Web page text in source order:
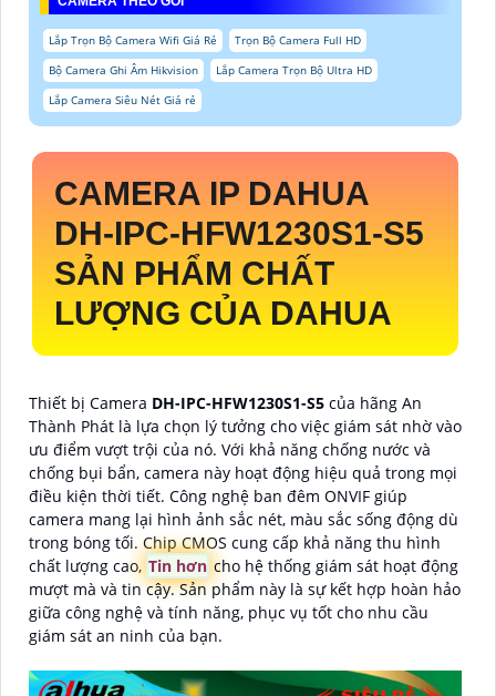
Lắp Trọn Bộ Camera Wifi Giá Rẻ
Trọn Bộ Camera Full HD
Bộ Camera Ghi Âm Hikvision
Lắp Camera Trọn Bộ Ultra HD
Lắp Camera Siêu Nét Giá rẻ
CAMERA IP DAHUA
DH-IPC-HFW1230S1-S5
SẢN PHẨM CHẤT
LƯỢNG CỦA DAHUA
Thiết bị Camera DH-IPC-HFW1230S1-S5 của hãng An
Thành Phát là lựa chọn lý tưởng cho việc giám sát nhờ vào
ưu điểm vượt trội của nó. Với khả năng chống nước và
chống bụi bẩn, camera này hoạt động hiệu quả trong mọi
điều kiện thời tiết. Công nghệ ban đêm ONVIF giúp
camera mang lại hình ảnh sắc nét, màu sắc sống động dù
trong bóng tối. Chip CMOS cung cấp khả năng thu hình
chất lượng cao, Tin hơn cho hệ thống giám sát hoạt động
mượt mà và tin cậy. Sản phẩm này là sự kết hợp hoàn hảo
giữa công nghệ và tính năng, phục vụ tốt cho nhu cầu
giám sát an ninh của bạn.